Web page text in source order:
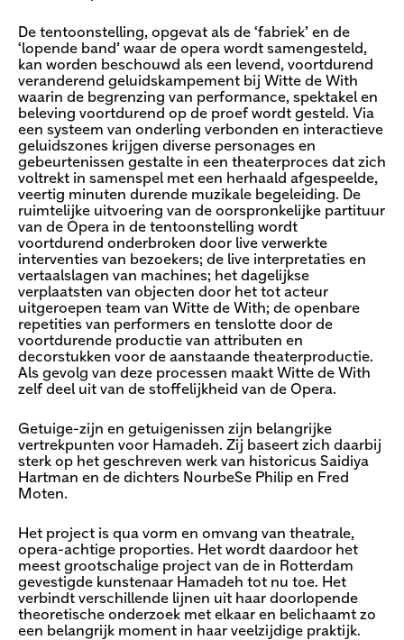
De tentoonstelling, opgevat als de ‘fabriek’ en de
‘lopende band’ waar de opera wordt samengesteld,
kan worden beschouwd als een levend, voortdurend
veranderend geluidskampement bij Witte de With
waarin de begrenzing van performance, spektakel en
beleving voortdurend op de proef wordt gesteld. Via
een systeem van onderling verbonden en interactieve
geluidszones krijgen diverse personages en
gebeurtenissen gestalte in een theaterproces dat zich
voltrekt in samenspel met een herhaald afgespeelde,
veertig minuten durende muzikale begeleiding. De
ruimtelijke uitvoering van de oorspronkelijke partituur
van de Opera in de tentoonstelling wordt
voortdurend onderbroken door live verwerkte
interventies van bezoekers; de live interpretaties en
vertaalslagen van machines; het dagelijkse
verplaatsten van objecten door het tot acteur
uitgeroepen team van Witte de With; de openbare
repetities van performers en tenslotte door de
voortdurende productie van attributen en
decorstukken voor de aanstaande theaterproductie.
Als gevolg van deze processen maakt Witte de With
zelf deel uit van de stoffelijkheid van de Opera.
Getuige-zijn en getuigenissen zijn belangrijke
vertrekpunten voor Hamadeh. Zij baseert zich daarbij
sterk op het geschreven werk van historicus Saidiya
Hartman en de dichters NourbeSe Philip en Fred
Moten.
Het project is qua vorm en omvang van theatrale,
opera-achtige proporties. Het wordt daardoor het
meest grootschalige project van de in Rotterdam
gevestigde kunstenaar Hamadeh tot nu toe. Het
verbindt verschillende lijnen uit haar doorlopende
theoretische onderzoek met elkaar en belichaamt zo
een belangrijk moment in haar veelzijdige praktijk.